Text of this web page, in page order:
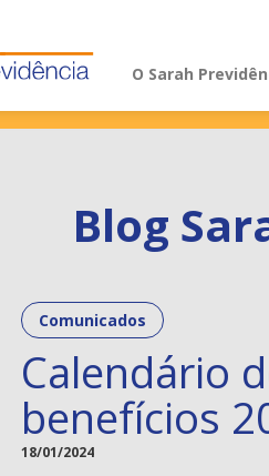
O Sarah
Blog
Comunicados
Calendário
benefícios
18/01/2024